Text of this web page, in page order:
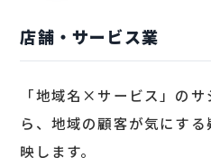
店舗・サービス業
「地域名×サービス」の
ら、地域の顧客が気にす
映します。